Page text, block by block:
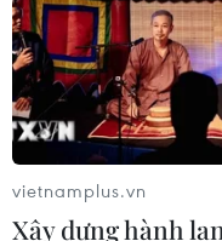
CƠ QUAN CHỦ QUẢN: THÔNG
Tổng Biên tập: TRẦN
vietnamplus.vn
Xây dựng hành